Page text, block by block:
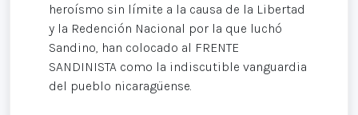
heroísmo sin límite a la causa de la Libertad
y la Redención Nacional por la que luchó
Sandino, han colocado al FRENTE
SANDINISTA como la indiscutible vanguardia
del pueblo nicaragüense.